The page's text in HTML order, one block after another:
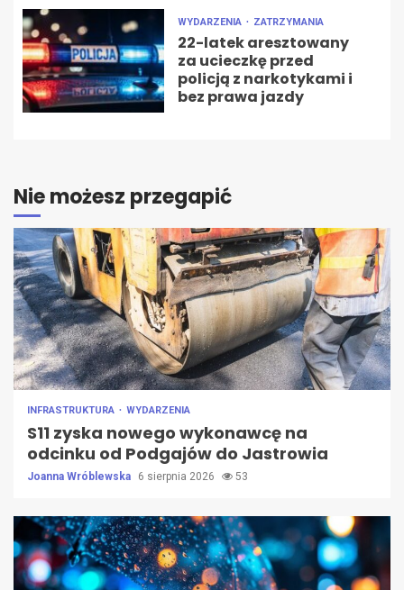
WYDARZENIA ZATRZYMANIA
22-latek aresztowany
za ucieczkę przed
policją z narkotykami i
bez prawa jazdy
Nie możesz przegapić
INFRASTRUKTURA WYDARZENIA
S11 zyska nowego wykonawcę na
odcinku od Podgajów do Jastrowia
Joanna Wróblewska 6 sierpnia 2026 53